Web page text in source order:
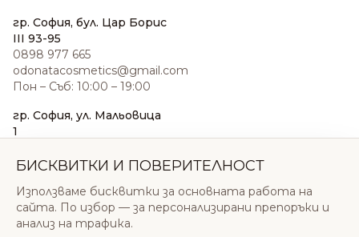
гр. София, бул. Цар Борис
III 93-95
0898 977 665
odonatacosmetics@gmail.com
Пон – Съб: 10:00 – 19:00
гр. София, ул. Мальовица
1
sales@odonatacosmetics.com
Нед: 11:00 – 18:00
БИСКВИТКИ И ПОВЕРИТЕЛНОСТ
Използваме бисквитки за основната работа на
сайта. По избор — за персонализирани препоръки и
анализ на трафика.